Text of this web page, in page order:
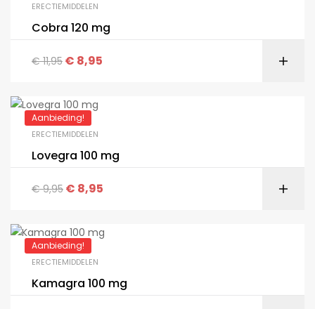
ERECTIEMIDDELEN
Cobra 120 mg
€11,95 € 8,95
Aanbieding!
ERECTIEMIDDELEN
Lovegra 100 mg
€9,95 € 8,95
Aanbieding!
ERECTIEMIDDELEN
Kamagra 100 mg